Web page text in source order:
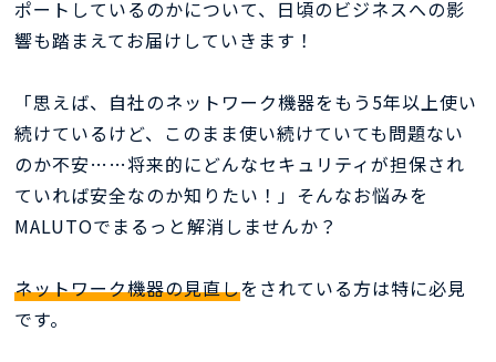
ポートしているのかについて、日頃のビジネスへの影
響も踏まえてお届けしていきます！
「思えば、自社のネットワーク機器をもう5年以上使い
続けているけど、このまま使い続けていても問題ない
のか不安……将来的にどんなセキュリティが担保され
ていれば安全なのか知りたい！」そんなお悩みを
MALUTOでまるっと解消しませんか？
ネットワーク機器の見直しをされている方は特に必見
です。